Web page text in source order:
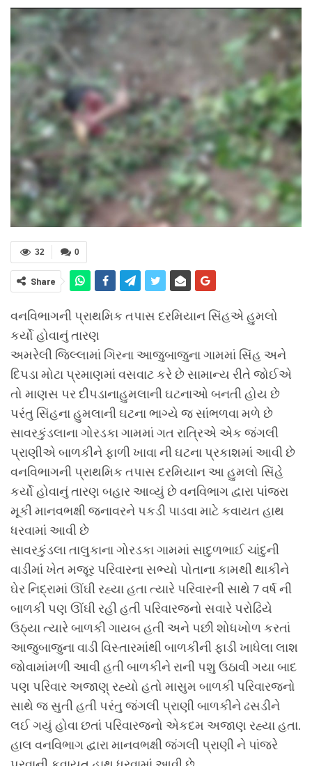
0
32
Share
વનવિભાગની પ્રાથમિક તપાસ દરમિયાન સિંહએ હુમલો
કર્યો હોવાનું તારણ
અમરેલી જિલ્લામાં ગિરના આજુબાજુના ગામમાં સિંહ અને
દિપડા મોટા પ્રમાણમાં વસવાટ કરે છે સામાન્ય રીતે જોઈએ
તો માણસ પર દીપડાનાહુમલાની ઘટનાઓ બનતી હોય છે
પરંતુ સિંહના હુમલાની ઘટના ભાગ્યે જ સાંભળવા મળે છે
સાવરકુંડલાના ગોરડકા ગામમાં ગત રાત્રિએ એક જંગલી
પ્રાણીએ બાળકીને ફાળી ખાવા ની ઘટના પ્રકાશમાં આવી છે
વનવિભાગની પ્રાથમિક તપાસ દરમિયાન આ હુમલો સિંહે
કર્યો હોવાનું તારણ બહાર આવ્યું છે વનવિભાગ દ્વારા પાંજરા
મૂકી માનવભક્ષી જનાવરને પકડી પાડવા માટે કવાયત હાથ
ધરવામાં આવી છે
સાવરકુંડલા તાલુકાના ગોરડકા ગામમાં સાદુળભાઈ ચાંદુની
વાડીમાં ખેત મજૂર પરિવારના સભ્યો પોતાના કામથી થાકીને
ઘેર નિદ્રામાં ઊંઘી રહ્યા હતા ત્યારે પરિવારની સાથે 7 વર્ષ ની
બાળકી પણ ઊંઘી રહી હતી પરિવારજનો સવારે પરોઢિયે
ઉઠ્યા ત્યારે બાળકી ગાયબ હતી અને પછી શોધખોળ કરતાં
આજુબાજુના વાડી વિસ્તારમાંથી બાળકીની ફાડી ખાધેલા લાશ
જોવામાંમળી આવી હતી બાળકીને રાની પશુ ઉઠાવી ગયા બાદ
પણ પરિવાર અજાણ્ રહ્યો હતો માસુમ બાળકી પરિવારજનો
સાથે જ સુતી હતી પરંતુ જંગલી પ્રાણી બાળકીને ઢસડીને
લઈ ગયું હોવા છતાં પરિવારજનો એકદમ અજાણ રહ્યા હતા.
હાલ વનવિભાગ દ્વારા માનવભક્ષી જંગલી પ્રાણી ને પાંજરે